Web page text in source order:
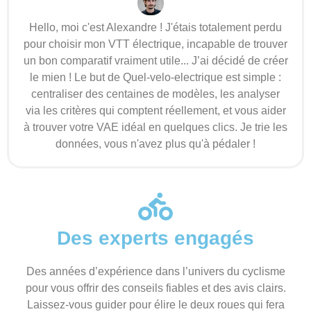
Hello, moi c'est Alexandre ! J'étais totalement perdu
pour choisir mon VTT électrique, incapable de trouver
un bon comparatif vraiment utile... J’ai décidé de créer
le mien ! Le but de Quel-velo-electrique est simple :
centraliser des centaines de modèles, les analyser
via les critères qui comptent réellement, et vous aider
à trouver votre VAE idéal en quelques clics. Je trie les
données, vous n'avez plus qu'à pédaler !
Des experts engagés
Des années d’expérience dans l’univers du cyclisme
pour vous offrir des conseils fiables et des avis clairs.
Laissez-vous guider pour élire le deux roues qui fera